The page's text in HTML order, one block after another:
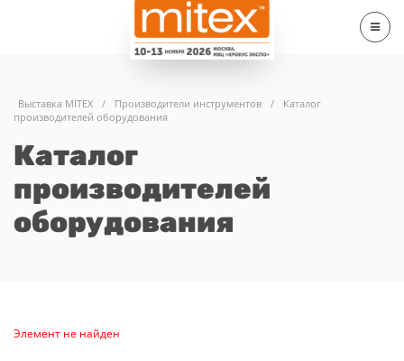
Выставка MITEX / Производители инструментов /
Каталог
производителей оборудования
Каталог
производителей
оборудования
Элемент не найден